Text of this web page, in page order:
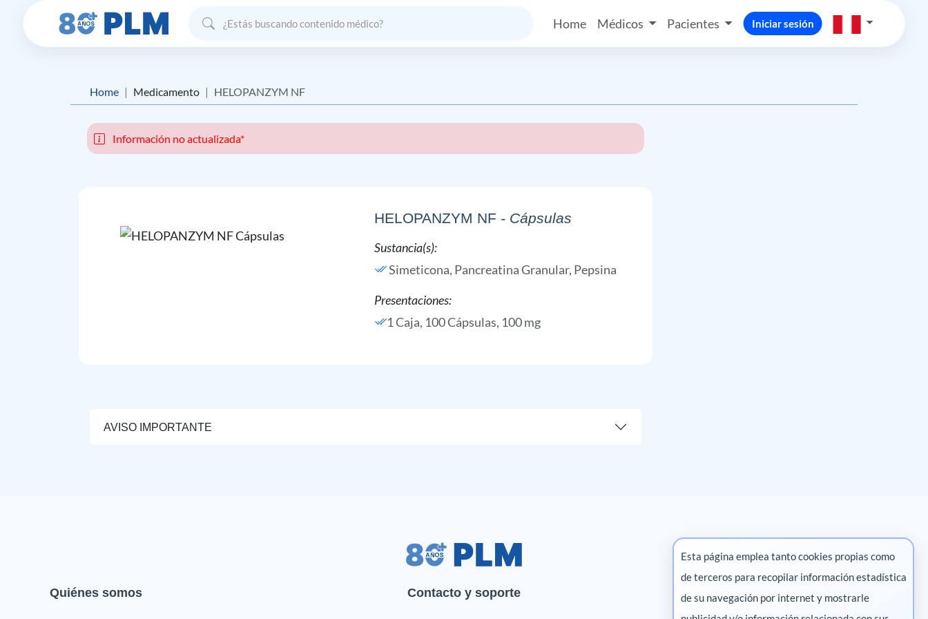
Home Médicos Pacientes Iniciar sesión
Home Medicamento HELOPANZYM NF
Información no actualizada*
HELOPANZYM NF - Cápsulas
Sustancia(s):
Simeticona, Pancreatina Granular, Pepsina
Presentaciones:
1 Caja, 100 Cápsulas, 100 mg
AVISO IMPORTANTE
Quiénes somos Contacto y soporte Marketing digital
Esta página emplea tanto cookies propias como
de terceros para recopilar información estadística
de su navegación por internet y mostrarle